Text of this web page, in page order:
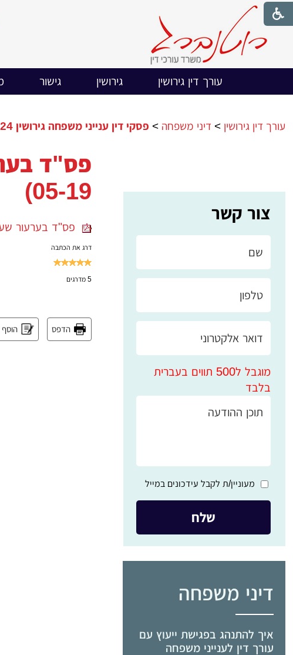
עורך דין גירושין גירושין גישור
צור קשר
מוגבל ל500 תווים בעברית
בלבד
מעוניין/ת לקבל עידכונים במייל
דיני משפחה
איך להתנהג בפגישת ייעוץ עם
עורך דין לענייני משפחה
עורך דין גירושין > דיני משפחה > פסקי דין ענייני משפחה גירושין 2020-2024
05-19)
פס"ד בערעור
דרג את הכתבה
5מדרגים
הדפס